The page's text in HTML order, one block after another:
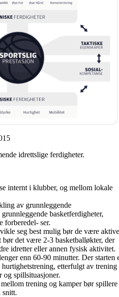
idrettslige ferdigheter.
internt i klubber, og mellom lokale
av grunnleggende
basketferdigheter,
forberedel- ser.
seg best mulig bør de være aktive
bør det være 2-3 basketballøkter, der
idretter eller annen fysisk aktivitet.
enn 60-90 minutter. Der starten
etterfulgt av trening
og spillsituasjoner.
trening og kamper bør spillere
snitt.